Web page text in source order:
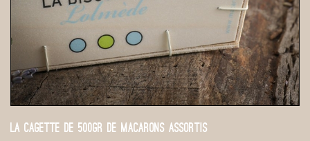
LA CAGETTE DE 500GR DE MACARONS ASSORTIS